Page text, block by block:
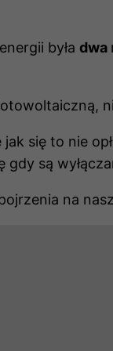
była dwa
jak się to nie
są
na